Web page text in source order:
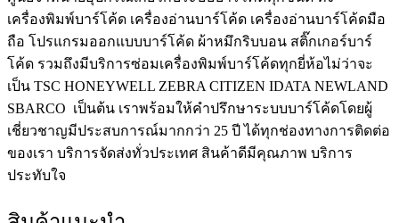
เครื่องพิมพ์บาร์โค้ด เครื่องอ่านบาร์โค้ด เครื่องอ่านบาร์โค้ดมือ
ถือ โปรแกรมออกแบบบาร์โค้ด ผ้าหมึกริบบอน สติ๊กเกอร์บาร์
โค้ด รวมถึงมีบริการซ่อมเครื่องพิมพ์บาร์โค้ดทุกยี่ห้อไม่ว่าจะ
เป็น TSC HONEYWELL ZEBRA CITIZEN IDATA NEWLAND
SBARCO เป็นต้น เราพร้อมให้คำปรึกษาระบบบาร์โค้ดโดยผู้
เชี่ยวชาญมีประสบการณ์มากกว่า 25 ปี ได้ทุกช่องทางการติดต่อ
ของเรา บริการจัดส่งทั่วประเทศ สินค้าดีมีคุณภาพ บริการ
ประทับใจ